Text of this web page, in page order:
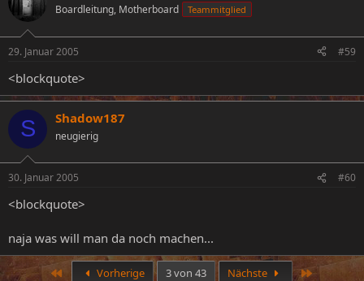
Boardleitung, Motherboard Teammitglied
29. Januar 2005 #59
<blockquote>
S Shadow187
neugierig
30. Januar 2005 #60
<blockquote>
naja was will man da noch machen...
Erste Vorherige 3 von 43 Nächste Letzte